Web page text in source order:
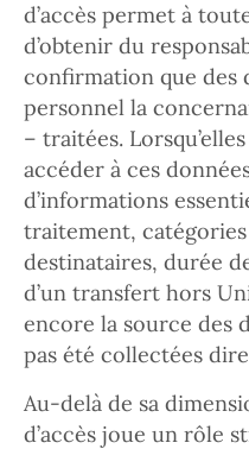
d’accès permet à
d’obtenir du
confirmation que des
personnel la
– traitées.
accéder à ces
d’informations
traitement,
destinataires, durée
d’un transfert hors
encore la source des
pas été collectées
Au-delà de sa
d’accès joue un rôle